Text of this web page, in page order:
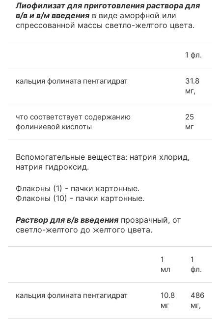
Лиофилизат для приготовления раствора для
в/в и в/м введения в виде аморфной или
спрессованной массы светло-желтого цвета.
1 фл.
кальция фолината пентагидрат
31.8
мг,
что соответствует содержанию
фолиниевой кислоты
25
мг
Вспомогательные вещества: натрия хлорид,
натрия гидроксид.
Флаконы (1) - пачки картонные.
Флаконы (10) - пачки картонные.
Раствор для в/в введения прозрачный, от
светло-желтого до желтого цвета.
1
мл
1
фл.
кальция фолината пентагидрат
10.8
мг
486
мг,